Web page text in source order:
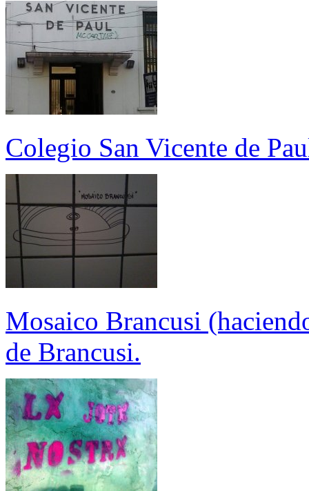
Colegio San Vicente de
Mosaico Brancusi
de Brancusi.